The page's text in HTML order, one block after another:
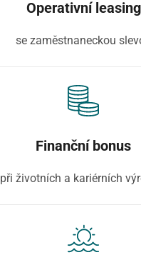
Operativní leasing
se zaměstnaneckou
Finanční bonus
při životních a kariérních